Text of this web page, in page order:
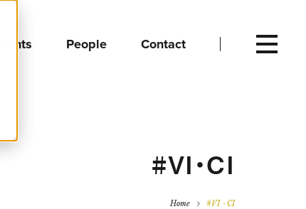
Events People Contact
#VI・CI
Home #VI・CI